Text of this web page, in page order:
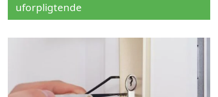
uforpligtende